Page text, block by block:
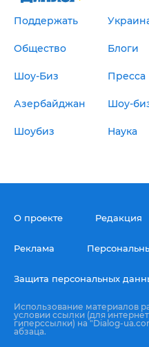
Поддержать
Общество Блоги
Шоу-Биз Пресса
Азербайджан Шоу-
Шоубиз Наука
О проекте Редакция
Реклама
Защита персональных
Использование материалов
условии ссылки (для
гиперссылки) на "Dialog-
абзаца.